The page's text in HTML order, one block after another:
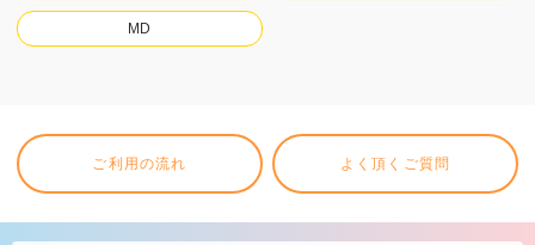
MD
ご利用の流れ よく頂くご質問